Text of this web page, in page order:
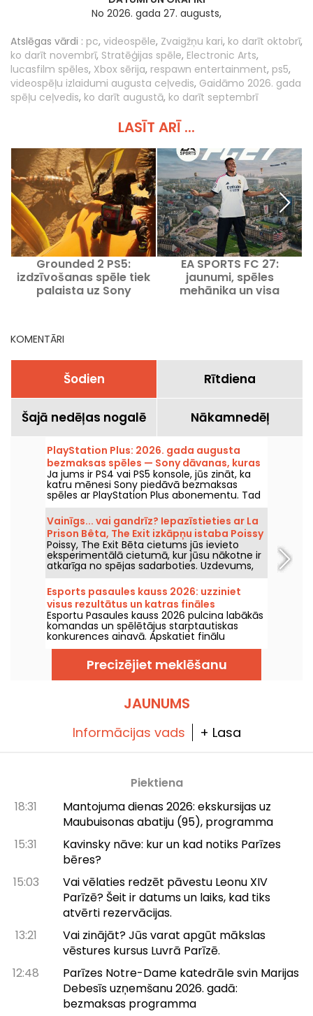
No 2026. gada 27. augusts,
Atslēgas vārdi : pc, videospēle, Zvaigžņu kari, ko darīt oktobrī,
ko darīt novembrī, Stratēģijas spēle, Electronic Arts,
lucasfilm spēles, Xbox sērija, respawn entertainment, ps5,
videospēļu izlaidumi augusta ceļvedis, Gaidāmo 2026. gada
spēļu ceļvedis, ko darīt augustā, ko darīt septembrī
LASĪT ARĪ ...
Grounded 2 PS5:
izdzīvošanas spēle tiek
palaista uz Sony
EA SPORTS FC 27:
jaunumi, spēles
mehānika un visa
KOMENTĀRI
Šodien Rītdiena
Šajā nedēļas nogalē Nākamnedēļ
PlayStation Plus: 2026. gada augusta
bezmaksas spēles — Sony dāvanas, kuras
noteikti nevajag palaist garām
Ja jums ir PS4 vai PS5 konsole, jūs zināt, ka
katru mēnesi Sony piedāvā bezmaksas
spēles ar PlayStation Plus abonementu. Tad
kādas ir augusta 2026. gada bezmaksas
spēles? Iepazīstieties ar šī mēneša izlasi.
Vainīgs... vai gandrīz? Iepazīstieties ar La
Prison Bêta, The Exit izkāpņu istaba Poissy
Poissy, The Exit Bēta cietums jūs ievieto
eksperimentālā cietumā, kur jūsu nākotne ir
atkarīga no spējas sadarboties. Uzdevums,
kas pārveido izbēgšanas motīvu ar oriģinālu
sižetu.
Esports pasaules kauss 2026: uzziniet
visus rezultātus un katras fināles
čempionus
Esportu Pasaules kauss 2026 pulcina labākās
komandas un spēlētājus starptautiskas
konkurences ainavā. Apskatiet finālu
rezultātus, punktu skaitu, katra turnīra
uzvarētājus un nākamo spēļu kalendāru.
Precizējiet meklēšanu
JAUNUMS
Informācijas vads + Lasa
Piektiena
18:31
Mantojuma dienas 2026: ekskursijas uz
Maubuisonas abatiju (95), programma
15:31
Kavinsky nāve: kur un kad notiks Parīzes
bēres?
15:03
Vai vēlaties redzēt pāvestu Leonu XIV
Parīzē? Šeit ir datums un laiks, kad tiks
atvērti rezervācijas.
13:21
Vai zinājāt? Jūs varat apgūt mākslas
vēstures kursus Luvrā Parīzē.
12:48
Parīzes Notre-Dame katedrāle svin Marijas
Debesīs uzņemšanu 2026. gadā:
bezmaksas programma